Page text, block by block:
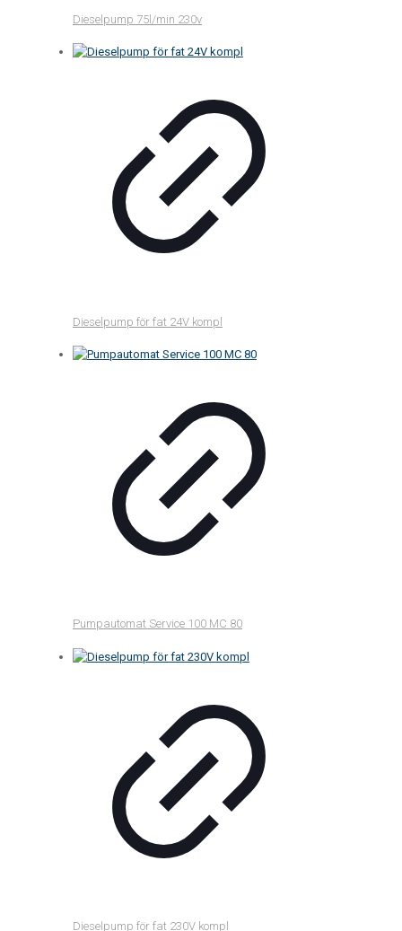
Dieselpump 75l/min 230v
Dieselpump för fat 24V kompl
Pumpautomat Service 100 MC 80
Dieselpump för fat 230V kompl